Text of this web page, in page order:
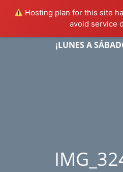
Hosting plan for this site
avoid service
¡LUNES A